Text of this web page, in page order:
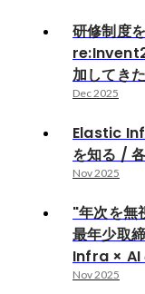
研修制度
加してき
Dec 2025
Elastic
を知る /
Nov 2025
"年次を無
最年少取
Infra × AI
Nov 2025